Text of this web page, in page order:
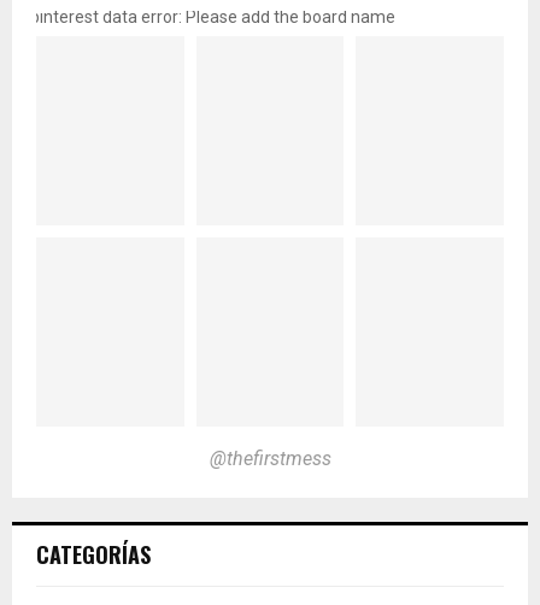
pinterest data error: Please add the board name
@thefirstmess
CATEGORÍAS